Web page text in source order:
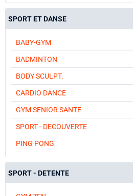
SPORT ET DANSE
BABY-GYM
BADMINTON
BODY SCULPT.
CARDIO DANCE
GYM SENIOR SANTE
SPORT - DECOUVERTE
PING PONG
SPORT - DETENTE